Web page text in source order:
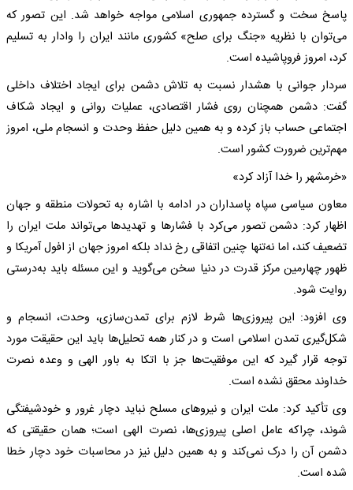
پاسخ سخت و گسترده جمهوری اسلامی مواجه خواهد شد. این تصور که
می‌توان با نظریه «جنگ برای صلح» کشوری مانند ایران را وادار به تسلیم
کرد، امروز فروپاشیده است.
سردار جوانی با هشدار نسبت به تلاش دشمن برای ایجاد اختلاف داخلی
گفت: دشمن همچنان روی فشار اقتصادی، عملیات روانی و ایجاد شکاف
اجتماعی حساب باز کرده و به همین دلیل حفظ وحدت و انسجام ملی، امروز
مهم‌ترین ضرورت کشور است.
«خرمشهر را خدا آزاد کرد»
معاون سیاسی سپاه پاسداران در ادامه با اشاره به تحولات منطقه و جهان
اظهار کرد: دشمن تصور می‌کرد با فشارها و تهدیدها می‌تواند ملت ایران را
تضعیف کند، اما نه‌تنها چنین اتفاقی رخ نداد بلکه امروز جهان از افول آمریکا و
ظهور چهارمین مرکز قدرت در دنیا سخن می‌گوید و این مسئله باید به‌درستی
روایت شود.
وی افزود: این پیروزی‌ها شرط لازم برای تمدن‌سازی، وحدت، انسجام و
شکل‌گیری تمدن اسلامی است و در کنار همه تحلیل‌ها باید این حقیقت مورد
توجه قرار گیرد که این موفقیت‌ها جز با اتکا به باور الهی و وعده نصرت
خداوند محقق نشده است.
وی تأکید کرد: ملت ایران و نیروهای مسلح نباید دچار غرور و خودشیفتگی
شوند، چراکه عامل اصلی پیروزی‌ها، نصرت الهی است؛ همان حقیقتی که
دشمن آن را درک نمی‌کند و به همین دلیل نیز در محاسبات خود دچار خطا
شده است.